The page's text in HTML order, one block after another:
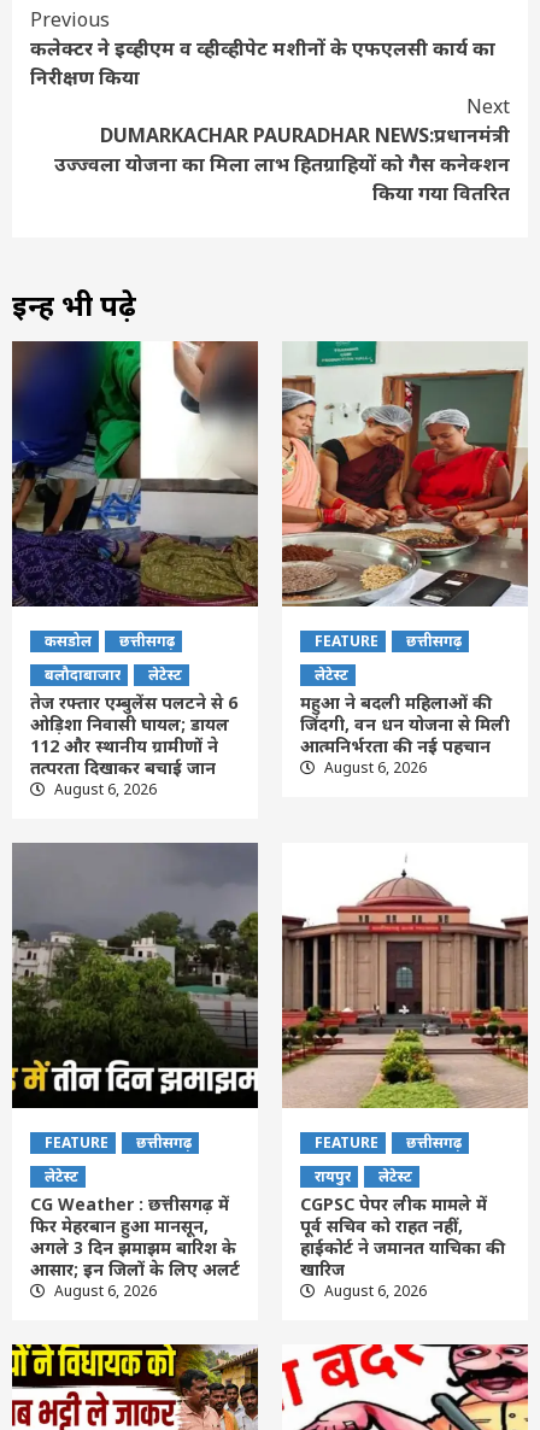
Continue
Reading
Previous
कलेक्टर ने इव्हीएम व व्हीव्हीपेट मशीनों के एफएलसी कार्य का
निरीक्षण किया
Next
DUMARKACHAR PAURADHAR NEWS:प्रधानमंत्री
उज्ज्वला योजना का मिला लाभ हितग्राहियों को गैस कनेक्शन
किया गया वितरित
इन्हें भी पढ़े
कसडोल
छत्तीसगढ़
बलौदाबाजार
लेटेस्ट
तेज रफ्तार एम्बुलेंस पलटने से 6
ओड़िशा निवासी घायल; डायल
112 और स्थानीय ग्रामीणों ने
तत्परता दिखाकर बचाई जान
August 6, 2026
FEATURE
छत्तीसगढ़
लेटेस्ट
महुआ ने बदली महिलाओं की
जिंदगी, वन धन योजना से मिली
आत्मनिर्भरता की नई पहचान
August 6, 2026
FEATURE
छत्तीसगढ़
लेटेस्ट
CG Weather : छत्तीसगढ़ में
फिर मेहरबान हुआ मानसून,
अगले 3 दिन झमाझम बारिश के
आसार; इन जिलों के लिए अलर्ट
August 6, 2026
FEATURE
छत्तीसगढ़
रायपुर
लेटेस्ट
CGPSC पेपर लीक मामले में
पूर्व सचिव को राहत नहीं,
हाईकोर्ट ने जमानत याचिका की
खारिज
August 6, 2026